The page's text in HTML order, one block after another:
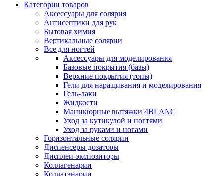
Категории товаров
Аксессуары для солярия
Антисептики для рук
Бытовая химия
Вертикальные солярии
Все для ногтей
Аксессуары для моделирования
Базовые покрытия (базы)
Верхние покрытия (топы)
Гели для наращивания и моделирования
Гель-лаки
Жидкости
Маникюрные вытяжки 4BLANC
Уход за кутикулой и ногтями
Уход за руками и ногами
Горизонтальные солярии
Диспенсеры дозаторы
Дисплеи-экспозиторы
Коллагенарии
Коллатэнарии